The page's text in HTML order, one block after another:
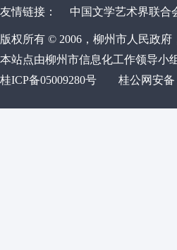
友情链接： 中国文学艺术界联合
版权所有 © 2006，柳州市人民政
本站点由柳州市信息化工作领导小
桂ICP备05009280号
桂公网安备